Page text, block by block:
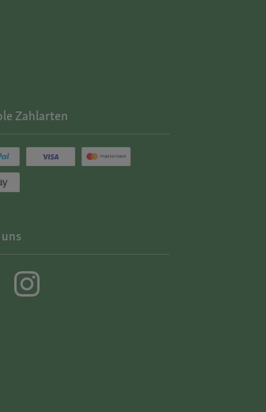
Zahlarten